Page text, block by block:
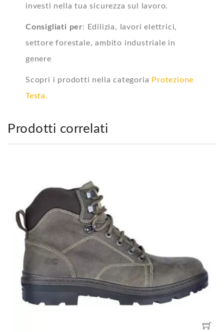
investi nella tua sicurezza sul lavoro.
Consigliati per:
Edilizia, lavori elettrici,
settore forestale, ambito industriale in
genere
Scopri i prodotti nella categoria Protezione
Testa.
Prodotti correlati